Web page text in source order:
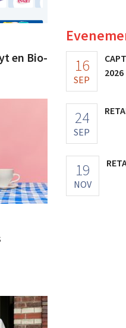
en Bio- 16
SEP
2026
24
SEP
19
NOV